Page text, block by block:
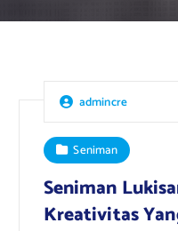
admincre
Seniman
Seniman
Kreativitas